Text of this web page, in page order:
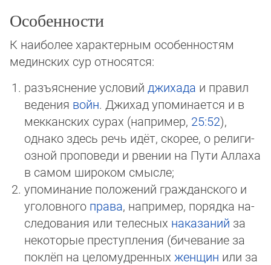
Особенности
К наиболее характерным осо­бен­ностям
мединских сур от­но­сятся:
разъяснение условий джихада и правил
ведения войн. Джихад упо­минается и в
мек­канских сурах (например, 25:52),
однако здесь речь идёт, скорее, о ре­ли­ги­
озной про­поведи и рве­нии на Пути Аллаха
в самом ши­ро­ком смысле;
упоминание положений граж­дан­ского и
уголовного права, например, порядка на­
сле­до­вания или телесных нака­заний за
не­ко­­то­рые преступ­ления (биче­вание за
пок­лёп на цело­мудренных женщин или за